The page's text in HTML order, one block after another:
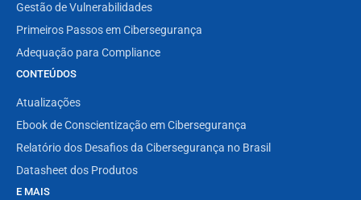
Gestão de Vulnerabilidades
Primeiros Passos em Cibersegurança
Adequação para Compliance
CONTEÚDOS
Atualizações
Ebook de Conscientização em Cibersegurança
Relatório dos Desafios da Cibersegurança no Brasil
Datasheet dos Produtos
E MAIS